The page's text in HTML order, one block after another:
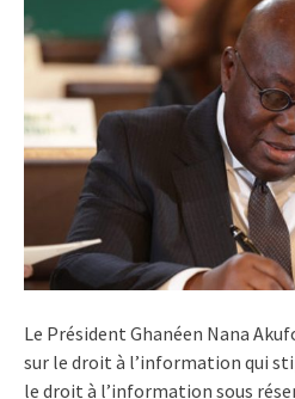
Le Président Ghanéen Nana
sur le droit à l’information qui
le droit à l’information sous